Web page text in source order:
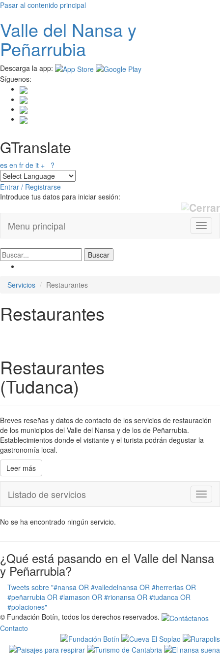
Pasar al contenido principal
Valle del Nansay
Peñarrubia
Descarga la app:
Síguenos:
GTranslate
es en fr de it + ?
Entrar / Registrarse
Introduce tus datos para iniciar sesión:
Menu principal
Servicios Restaurantes
Restaurantes
Restaurantes
(Tudanca)
Breves reseñas y datos de contacto de los servicios de restauración
de los municipios del Valle del Nansa y de los de Peñarrubia.
Establecimientos donde el visitante y el turista podrán degustar la
gastronomía local.
Leer más
Listado de servicios
No se ha encontrado ningún servicio.
¿Qué está pasando en el Valle del Nansa
y Peñarrubia?
Tweets sobre "#nansa OR #valledelnansa OR #herrerias OR
#peñarrubia OR #lamason OR #rionansa OR #tudanca OR
#polaciones"
© Fundación Botín, todos los derechos reservados.
Contacto